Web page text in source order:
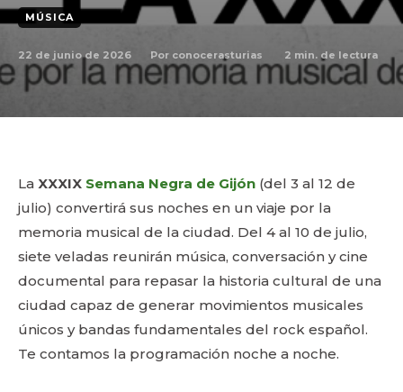
MÚSICA
22 de junio de 2026 Por conocerasturias 2 min. de lectura
La XXXIX Semana Negra de Gijón (del 3 al 12 de
julio) convertirá sus noches en un viaje por la
memoria musical de la ciudad. Del 4 al 10 de julio,
siete veladas reunirán música, conversación y cine
documental para repasar la historia cultural de una
ciudad capaz de generar movimientos musicales
únicos y bandas fundamentales del rock español.
Te contamos la programación noche a noche.